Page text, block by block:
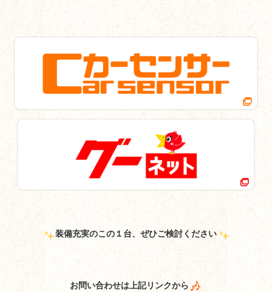
装備充実のこの１台、ぜひご検討ください
お問い合わせは上記リンクから